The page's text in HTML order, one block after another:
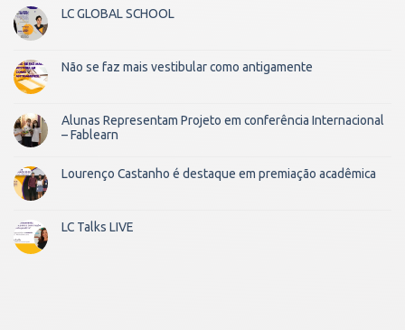
LC GLOBAL SCHOOL
Não se faz mais vestibular como antigamente
Alunas Representam Projeto em conferência Internacional
– Fablearn
Lourenço Castanho é destaque em premiação acadêmica
LC Talks LIVE